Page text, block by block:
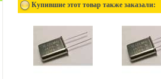
Купившие этот товар также заказали: